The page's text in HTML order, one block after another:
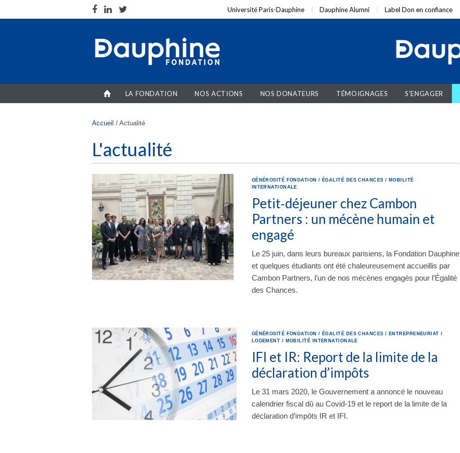
Université Paris-Dauphine Dauphine Alumni Label Don en confiance
LA FONDATION NOS ACTIONS NOS DONATEURS TÉMOIGNAGES S'ENGAGER
Vous êtes ici
Accueil / Actualité
L'actualité
GÉNÉROSITÉ FONDATION / ÉGALITÉ DES CHANCES / MOBILITÉ
INTERNATIONALE
Petit‑déjeuner chez Cambon
Partners : un mécène humain et
engagé
Le 25 juin, dans leurs bureaux parisiens, la Fondation Dauphine
et quelques étudiants ont été chaleureusement accueillis par
Cambon Partners, l’un de nos mécènes engagés pour l’Égalité
des Chances.
GÉNÉROSITÉ FONDATION / ÉGALITÉ DES CHANCES / ENTREPRENEURIAT /
LOGEMENT / MOBILITÉ INTERNATIONALE
IFI et IR: Report de la limite de la
déclaration d’impôts
Le 31 mars 2020, le Gouvernement a annoncé le nouveau
calendrier fiscal dû au Covid-19 et le report de la limite de la
déclaration d’impôts IR et IFI.